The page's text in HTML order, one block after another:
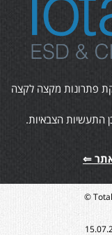
פתרונות מקצה לקצה
⇐